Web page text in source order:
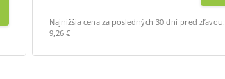
Najnižšia cena za posledných 30 dní pred zľavou:
9,26 €